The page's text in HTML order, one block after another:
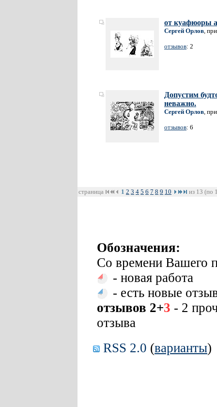
от куафюоры
Сергей Орлов,
отзывов: 2
Допустим
неважно.
Сергей Орлов,
отзывов: 6
страница 1 2 3 4 5 6 7 8 9 10 из 13 (по
Обозначения:
Со времени Вашего
- новая работа
- есть новые
отзывов 2+3 - 2
отзыва
RSS 2.0 (варианты)